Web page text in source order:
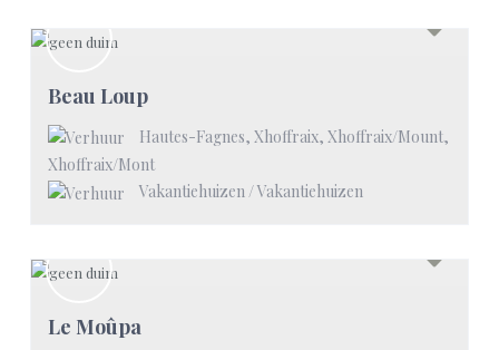
Beau Loup
Hautes-Fagnes, Xhoffraix, Xhoffraix/Mount,
Xhoffraix/Mont
Vakantiehuizen/Vakantiehuizen
Le Moûpa